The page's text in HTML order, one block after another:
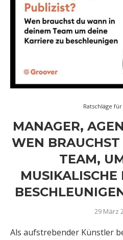
Ratschläge
MANAGER,
WEN
TEAM,
MUSIKALISCHE
29 März
Als aufstrebender Künstler